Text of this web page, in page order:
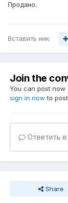
Продано.
Вставить ник
Join the
You can post now
sign in now to
Ответить в
Share